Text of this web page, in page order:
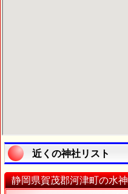
近くの神社リスト
静岡県賀茂郡河津町の水